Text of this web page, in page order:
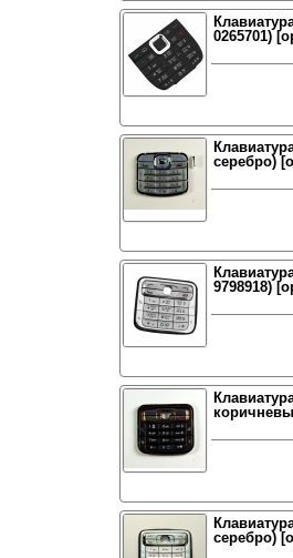
0265701)
серебро)
9798918)
серебро)